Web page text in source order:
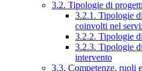
3.2. Tipologie di progetti
3.2.1. Tipologie
coinvolti nel
3.2.2. Tipologie
3.2.3. Tipologie
intervento
3.3. Competenze, ruoli